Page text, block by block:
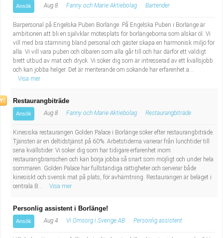
Kropps- och skönhetsvård
Kultur, media, design
Militärt arbete
Naturbruk
Naturvetenskapligt arbete
Pedagogiskt arbete
Sanering och renhållning
Socialt arbete
Tekniskt arbete
Budbilsförare
Tidningsbud/Tidningsdistributör
Lärare i fritidshem/Fritidspedagog
Taxiförare/Taxichaufför
Läkarsekreterare/Vårdadmin/Medicinsk
sekreterare
Lastbilsförare m.fl.
Fastighetsskötare
Brevbärare
Ansök Aug 8 Fanny och Marie Aktiebolag Bartender
Barpersonal på Engelska Puben Borlänge. På Engelska Puben i Borlänge är
ambitionen att bli en självklar mötesplats för borlängeborna som älskar öl. Vi
vill med bra stämning bland personal och gäster skapa en harmonisk miljö för
alla. Vi vill vara puben och ölbaren som alla går till och har därför ett väldigt
brett utbud av mat och dryck. Vi söker dig som är intresserad av ett kvällsjobb
och kan jobba helger. Det är meriterande om sökande har erfarenhet a...
Visa mer
Restaurangbiträde
Ansök Aug 8 Fanny och Marie Aktiebolag Restaurangbiträde
Kinesiska restaurangen Golden Palace i Borlänge söker efter restaurangbiträde.
Tjänsten är en deltidstjänst på 60%. Arbetstiderna varierar från lunchtider till
sena kvällstider. Vi söker dig som har tidigare erfarenhet inom
restaurangbranschen och kan börja jobba så snart som möjligt och under hela
sommaren. Golden Palace har fullständiga rättigheter och serverar både
kinesiskt och svensk mat på plats, för avhämtning. Restaurangen är beläget i
centrala B...
Visa mer
Personlig assistent i Borlänge!
Ansök Aug 4 Vi Omsorg i Sverige AB Personlig assistent